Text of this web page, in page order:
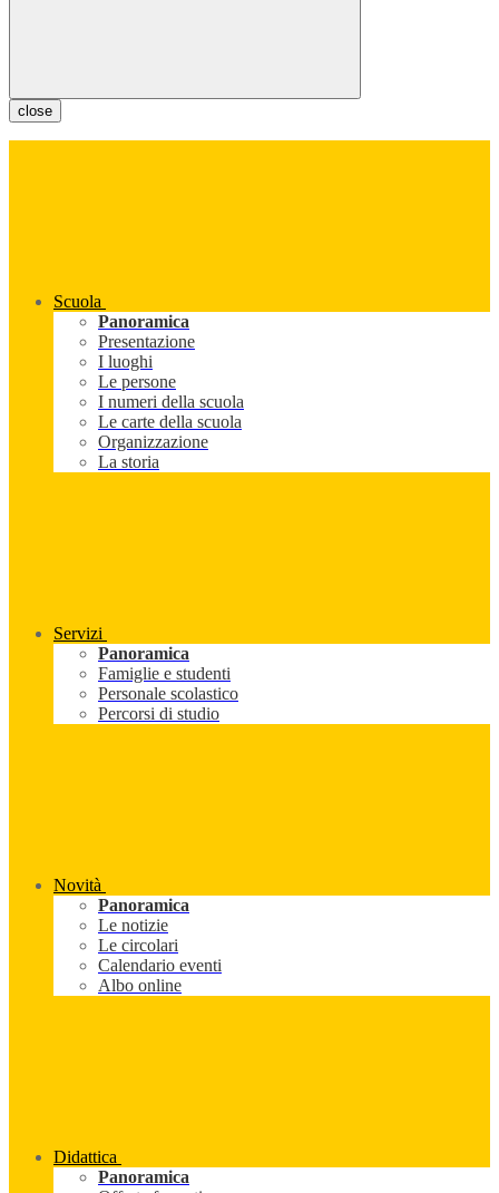
close
Scuola
Panoramica
Presentazione
I luoghi
Le persone
I numeri della scuola
Le carte della scuola
Organizzazione
La storia
Servizi
Panoramica
Famiglie e studenti
Personale scolastico
Percorsi di studio
Novità
Panoramica
Le notizie
Le circolari
Calendario eventi
Albo online
Didattica
Panoramica